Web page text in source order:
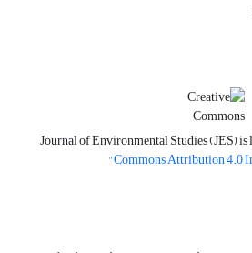
Journal of Environmental Studies (JES) is
Commons Attribution 4.0